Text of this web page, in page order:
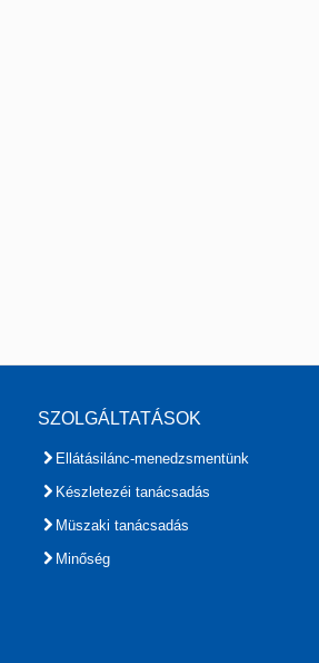
SZOLGÁLTATÁSOK
Ellátásilánc-menedzsmentünk
Készletezéi tanácsadás
Müszaki tanácsadás
Minőség